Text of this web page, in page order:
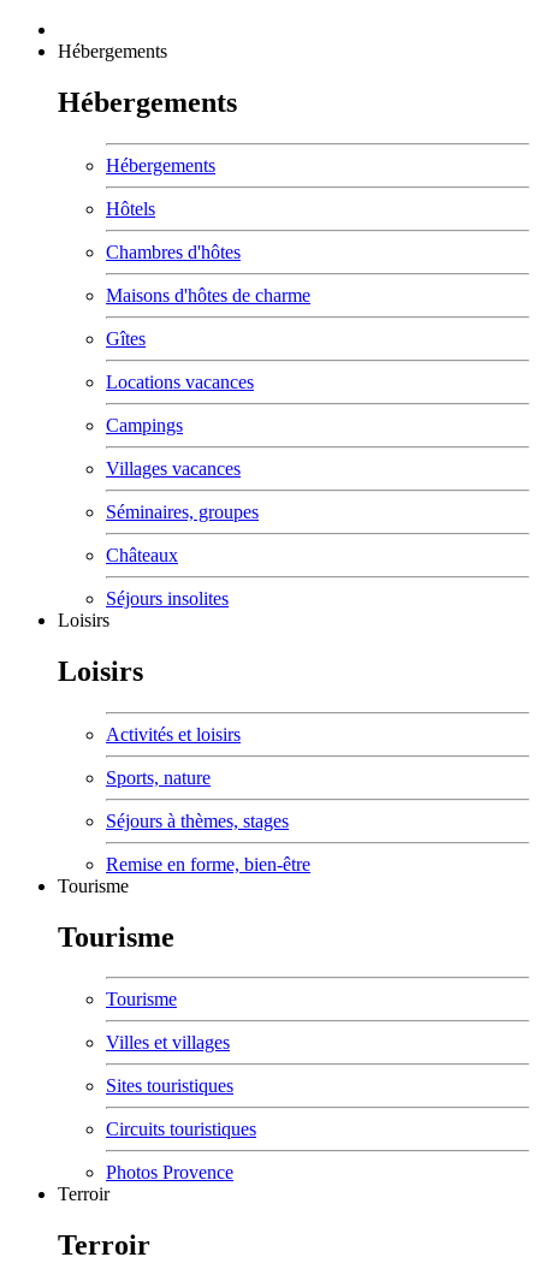
Hébergements
Hébergements
Hébergements
Hôtels
Chambres d'hôtes
Maisons d'hôtes de charme
Gîtes
Locations vacances
Campings
Villages vacances
Séminaires, groupes
Châteaux
Séjours insolites
Loisirs
Loisirs
Activités et loisirs
Sports, nature
Séjours à thèmes, stages
Remise en forme, bien-être
Tourisme
Tourisme
Tourisme
Villes et villages
Sites touristiques
Circuits touristiques
Photos Provence
Terroir
Terroir